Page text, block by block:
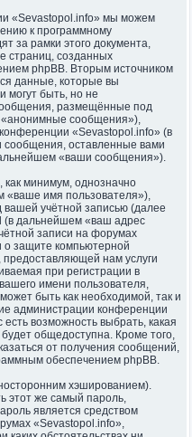
«Sevastopol.info» мы можем
к программному
за рамки этого документа,
страниц, созданных
phpBB. Вторым источником
данные, которые вы
могут быть, но не
размещённые под
«анонимные сообщения»),
«Sevastopol.info» (в
оставленные вами
«ваши сообщения»).
как минимум, однозначно
имя пользователя»),
учётной записью (далее
(в дальнейшем «ваш адрес
записи на форумах
о защите компьютерной
нам услуги
при регистрации в
имени пользователя,
быть как необходимой, так и
администрации конференции
возможность выбрать, какая
общедоступна. Кроме того,
от получения сообщений,
обеспечением phpBB.
хэшированием).
этот же самый пароль,
является средством
«Sevastopol.info»,